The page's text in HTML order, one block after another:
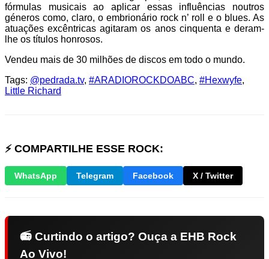
fórmulas musicais ao aplicar essas influências noutros
géneros como, claro, o embrionário rock n’ roll e o blues. As
atuações excêntricas agitaram os anos cinquenta e deram-
lhe os títulos honrosos.
Vendeu mais de 30 milhões de discos em todo o mundo.
Tags: @pedrada.tv, #ARADIOROCKDOABC, #Hexwyfe,
Little Richard
⚡ COMPARTILHE ESSE ROCK:
WhatsApp Telegram Facebook X / Twitter
📻 Curtindo o artigo? Ouça a EHB Rock
Ao Vivo!